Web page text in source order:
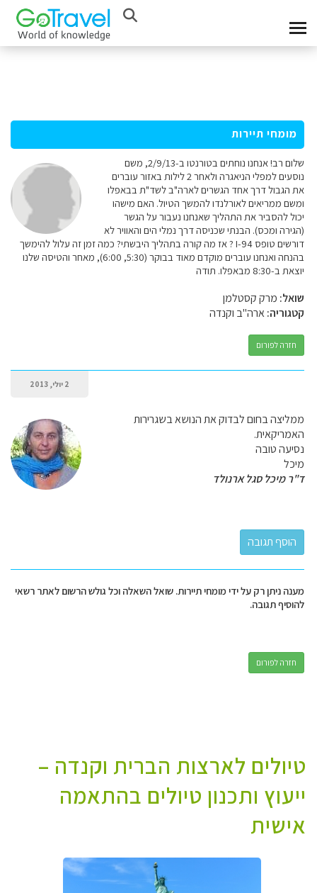
מומחי תיירות
שלום רב! אנחנו נוחתים בטורנטו ב-2/9/13, משם
נוסעים למפלי הניאגרה ולאחר 2 לילות באזור עוברים
את הגבול דרך אחד הגשרים לארה"ב לשד"ת בבאפלו
ומשם ממריאים לאורלנדו להמשך הטיול. האם מישהו
יכול להסביר את התהליך שאנחנו נעבור על הגשר
(הגירה ומכס). הבנתי שכניסה דרך נמלי הים והאוויר לא
דורשים טופס I-94 ? אז מה קורה בתהליך היבשתי? כמה זמן זה עלול להימשך
בהנחה ואנחנו עוברים מוקדם מאוד בבוקר (5:30, 6:00), מאחר והטיסה שלנו
יוצאת ב-8:30 מבאפלו. תודה
שואל: מרק קסטלמן
קטגוריה:ארה"ב וקנדה
חזרה לפורום
2 יולי, 2013
ממליצה בחום לבדוק את הנושא בשגרירות
האמריקאית.
נסיעה טובה
מיכל
ד"ר מיכל סגל ארנולד
מענה ניתן רק על ידי מומחי תיירות. שואל השאלה וכל גולש הרשום לאתר רשאי
להוסיף תגובה.
חזרה לפורום
טיולים לארצות הברית וקנדה –
ייעוץ ותכנון טיולים בהתאמה
אישית